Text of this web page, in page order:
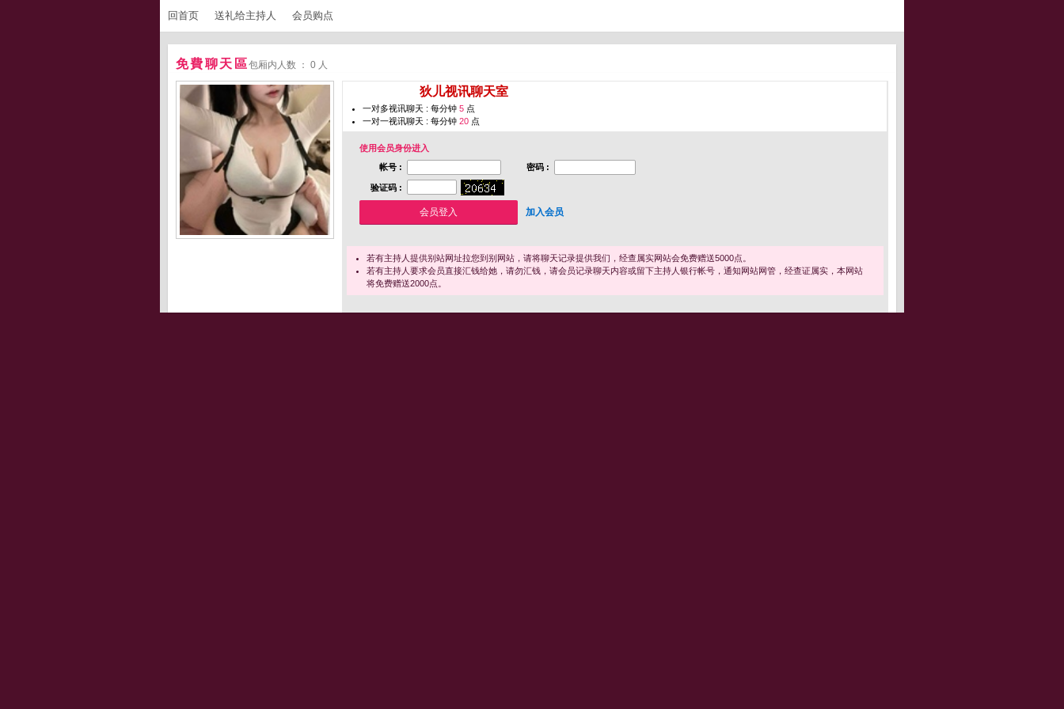
回首页 送礼给主持人 会员购点
免費聊天區包厢内人数 ： 0 人
狄儿视讯聊天室
一对多视讯聊天 : 每分钟 5 点
一对一视讯聊天 : 每分钟 20 点
使用会员身份进入
帐号 :
密码 :
验证码 :
加入会员
若有主持人提供别站网址拉您到别网站，请将聊天记录提供我们，经查属实网站会免费赠送5000点。
若有主持人要求会员直接汇钱给她，请勿汇钱，请会员记录聊天内容或留下主持人银行帐号，通知网站网管，经查证属实，本网站
将免费赠送2000点。